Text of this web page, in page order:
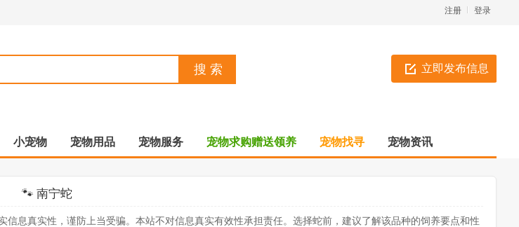
登录
注册
立即发布信息
小宠物 宠物用品 宠物服务 宠物求购赠送领养 宠物找寻 宠物资讯
🐾 南宁蛇
息真实性，谨防上当受骗。本站不对信息真实有效性承担责任。选择蛇前，建议了解该品种的饲养要点和性